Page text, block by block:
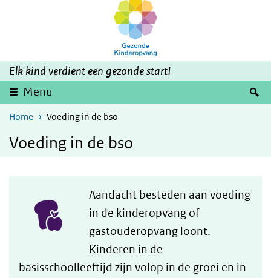
Elk kind verdient een gezonde start!
Menu
Home Voeding in de bso
Voeding in de bso
Aandacht besteden aan voeding
in de kinderopvang of
gastouderopvang loont.
Kinderen in de
basisschoolleeftijd zijn volop in de groei en in